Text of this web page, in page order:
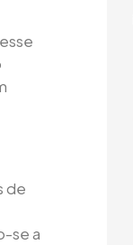
de
se a